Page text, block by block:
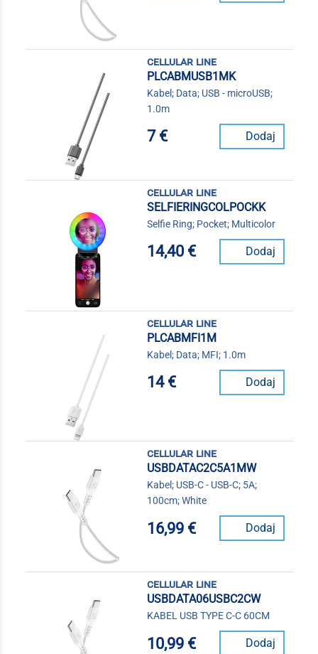
cellular line
PLCABMUSB1MK
Kabel; Data; USB - microUSB;
1.0m
7 € Dodaj
cellular line
SELFIERINGCOLPOCKK
Selfie Ring; Pocket; Multicolor
14,40 € Dodaj
cellular line
PLCABMFI1M
Kabel; Data; MFI; 1.0m
14 € Dodaj
cellular line
USBDATAC2C5A1MW
Kabel; USB-C - USB-C; 5A;
100cm; White
16,99 € Dodaj
cellular line
USBDATA06USBC2CW
KABEL USB TYPE C-C 60CM
10,99 € Dodaj